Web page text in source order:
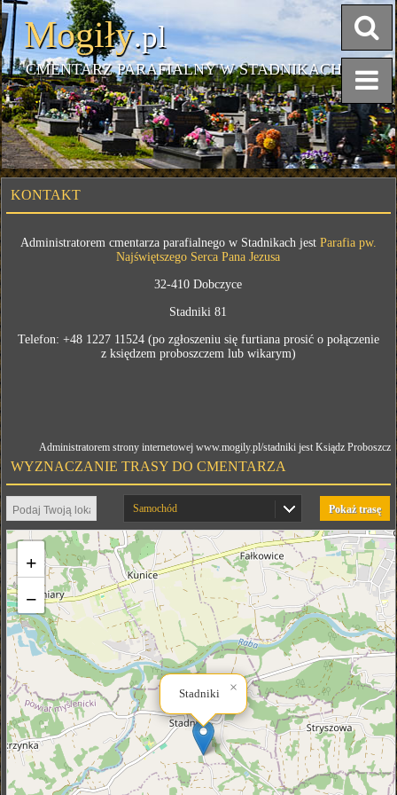
Mogiły.pl
CMENTARZ PARAFIALNY W STADNIKACH
KONTAKT
Administratorem cmentarza parafialnego w Stadnikach jest Parafia pw.
Najświętszego Serca Pana Jezusa
32-410 Dobczyce
Stadniki 81
Telefon: +48 1227 11524 (po zgłoszeniu się furtiana prosić o połączenie
z księdzem proboszczem lub wikarym)
Administratorem strony internetowej www.mogily.pl/stadniki jest Ksiądz Proboszcz
WYZNACZANIE TRASY DO CMENTARZA
Pokaż trasę
Samochód
Stadniki ×
+
−